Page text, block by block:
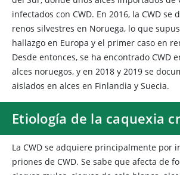
infectados con CWD. En 2016, la CWD se
renos silvestres en Noruega, lo que
hallazgo en Europa y el primer caso en
Desde entonces, se ha encontrado CWD
alces noruegos, y en 2018 y 2019 se
aislados en alces en Finlandia y Suecia.
Etiología de la caquexia
La CWD se adquiere principalmente por
priones de CWD. Se sabe que afecta de